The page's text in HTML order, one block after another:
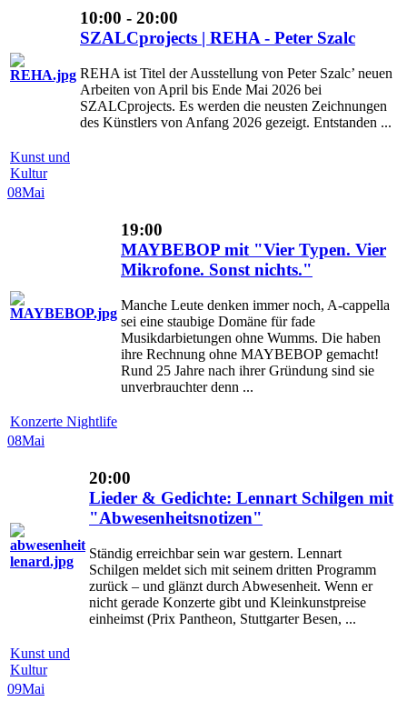
10:00 - 20:00
SZALCprojects | REHA - Peter Szalc
REHA ist Titel der Ausstellung von Peter Szalc’ neuen
Arbeiten von April bis Ende Mai 2026 bei
SZALCprojects. Es werden die neusten Zeichnungen
des Künstlers von Anfang 2026 gezeigt. Entstanden ...
Kunst und
Kultur
08Mai
19:00
MAYBEBOP mit "Vier Typen. Vier
Mikrofone. Sonst nichts."
Manche Leute denken immer noch, A-cappella
sei eine staubige Domäne für fade
Musikdarbietungen ohne Wumms. Die haben
ihre Rechnung ohne MAYBEBOP gemacht!
Rund 25 Jahre nach ihrer Gründung sind sie
unverbrauchter denn ...
Konzerte Nightlife
08Mai
20:00
Lieder & Gedichte: Lennart Schilgen mit
"Abwesenheitsnotizen"
Ständig erreichbar sein war gestern. Lennart
Schilgen meldet sich mit seinem dritten Programm
zurück – und glänzt durch Abwesenheit. Wenn er
nicht gerade Konzerte gibt und Kleinkunstpreise
einheimst (Prix Pantheon, Stuttgarter Besen, ...
Kunst und
Kultur
09Mai